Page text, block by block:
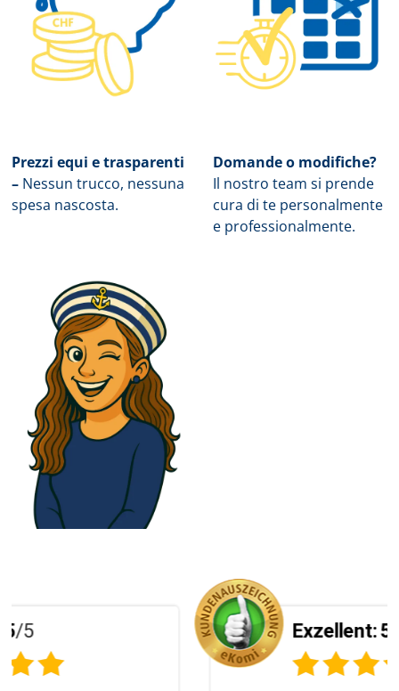
Prezzi equi e trasparenti
– Nessun trucco, nessuna
spesa nascosta.
Domande o modifiche?
Il nostro team si prende
cura di te personalmente
e professionalmente.
Exzellent:5/5